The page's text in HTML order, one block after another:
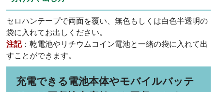
セロハンテープで両面を覆い、無色もしくは白色半透明の
袋に入れてお出しください。
注記：乾電池やリチウムコイン電池と一緒の袋に入れて出
すことができます。
充電できる電池本体やモバイルバッテ